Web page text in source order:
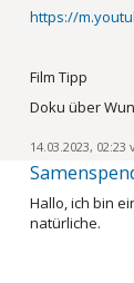
https://
Film Tipp
Doku über
14.03.2023, 02:23
Hallo, ich bin
natürliche.